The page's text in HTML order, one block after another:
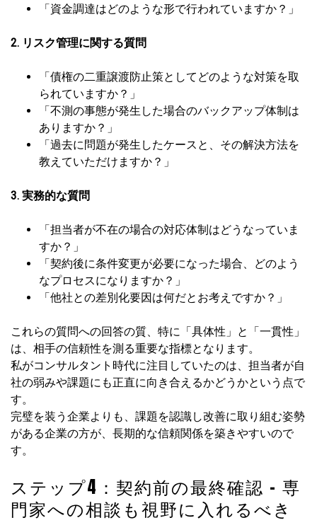
「資金調達はどのような形で行われていますか？」
2. リスク管理に関する質問
「債権の二重譲渡防止策としてどのような対策を取
られていますか？」
「不測の事態が発生した場合のバックアップ体制は
ありますか？」
「過去に問題が発生したケースと、その解決方法を
教えていただけますか？」
3. 実務的な質問
「担当者が不在の場合の対応体制はどうなっていま
すか？」
「契約後に条件変更が必要になった場合、どのよう
なプロセスになりますか？」
「他社との差別化要因は何だとお考えですか？」
これらの質問への回答の質、特に「具体性」と「一貫性」
は、相手の信頼性を測る重要な指標となります。
私がコンサルタント時代に注目していたのは、担当者が自
社の弱みや課題にも正直に向き合えるかどうかという点で
す。
完璧を装う企業よりも、課題を認識し改善に取り組む姿勢
がある企業の方が、長期的な信頼関係を築きやすいので
す。
ステップ4：契約前の最終確認 – 専
門家への相談も視野に入れるべき